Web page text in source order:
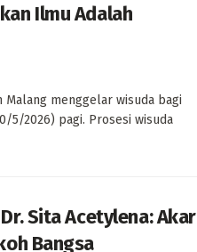
Ilmu Adalah
Malang menggelar wisuda bagi
5/2026) pagi. Prosesi wisuda
Sita Acetylena: Akar
Bangsa